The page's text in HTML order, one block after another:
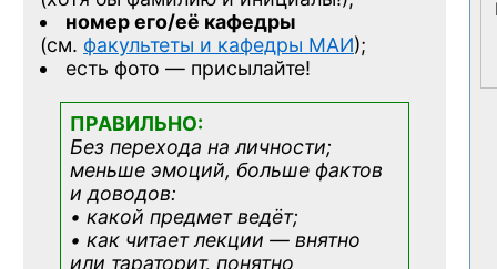
номер его/её кафедры
(см. факультеты и кафедры МАИ);
есть фото — присылайте!
ПРАВИЛЬНО:
Без перехода на личности;
меньше эмоций, больше фактов
и доводов:
• какой предмет ведёт;
• как читает лекции — внятно
или тараторит, понятно